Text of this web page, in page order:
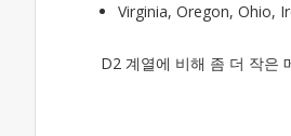
Virginia, Oregon, Ohio,
D2 계열에 비해 좀 더 작은